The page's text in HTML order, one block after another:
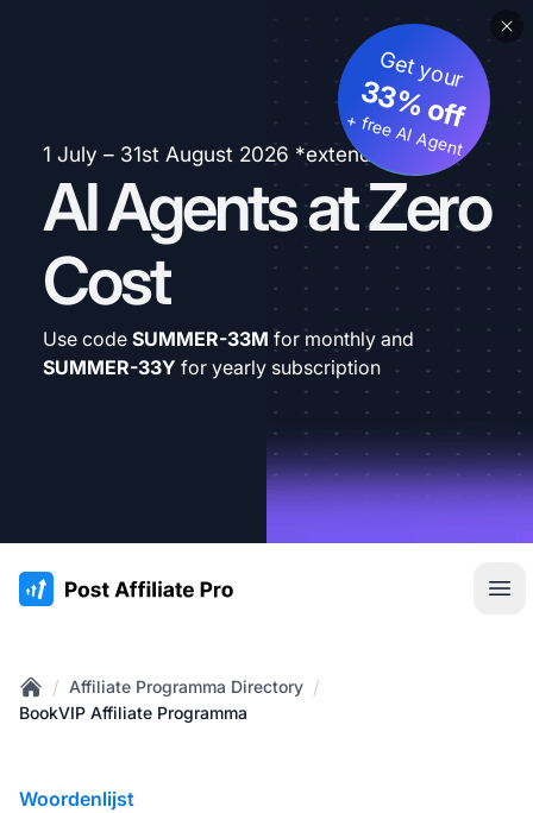
1 July – 31st August 2026 *extended
AI Agents at Zero
Cost
Get your
33% off
+ free AI Agent
Use code SUMMER-33M for monthly and
SUMMER-33Y for yearly subscription
:site.title
Home
/ Affiliate Programma Directory /
BookVIP Affiliate Programma
Woordenlijst